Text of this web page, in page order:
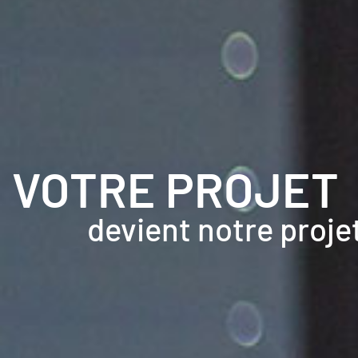
VOTRE PROJET
devient notre